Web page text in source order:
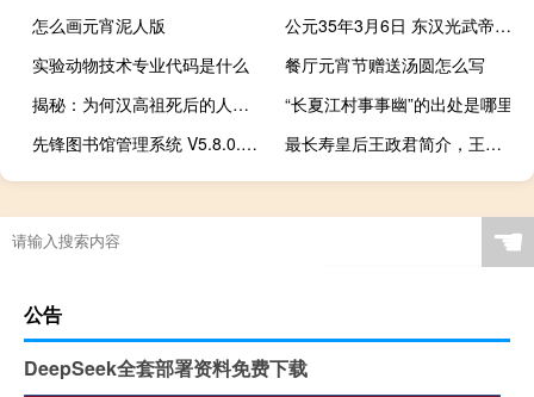
怎么画元宵泥人版
公元35年3月6日 东汉光武帝诏“杀奴婢者，不得减罪”
实验动物技术专业代码是什么
餐厅元宵节赠送汤圆怎么写
揭秘：为何汉高祖死后的人事安排能安定江山
“长夏江村事事幽”的出处是哪里
先锋图书馆管理系统 V5.8.0.820 官方最新版（先锋图书馆管理系统 V5.8.0.820 官方最新版功能简介）
最长寿皇后王政君简介，王政君导致了汉朝灭亡？
☚
公告
DeepSeek全套部署资料免费下载